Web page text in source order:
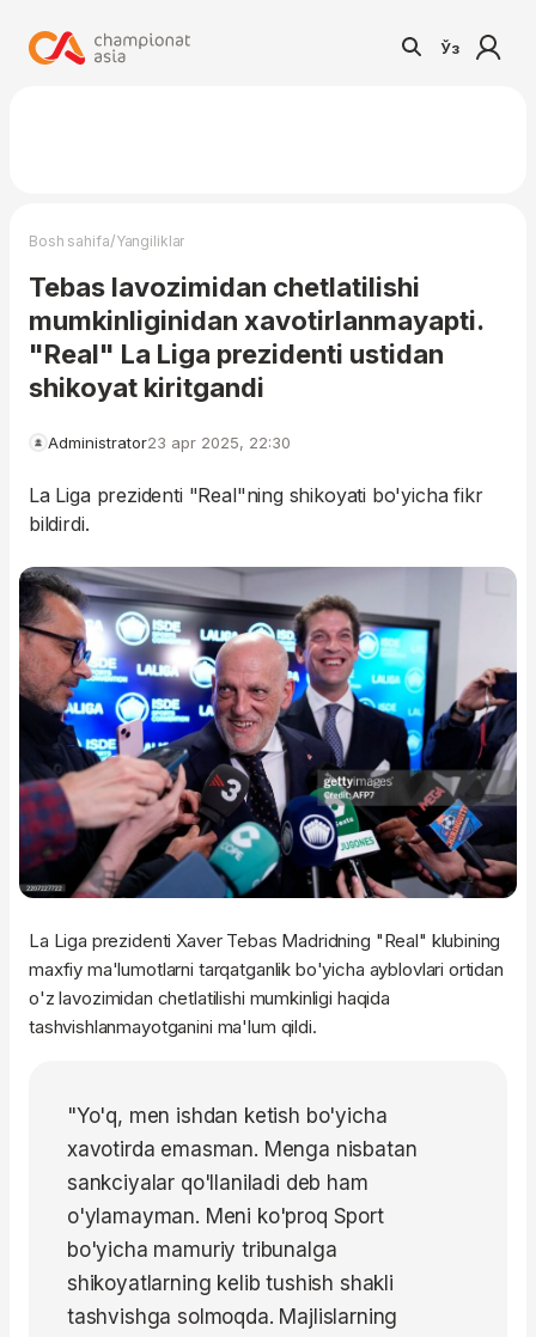
Ўз
Bosh sahifa/Yangiliklar
Tebas lavozimidan chetlatilishi
mumkinliginidan xavotirlanmayapti.
"Real" La Liga prezidenti ustidan
shikoyat kiritgandi
Administrator23 apr 2025, 22:30
La Liga prezidenti "Real"ning shikoyati bo'yicha fikr
bildirdi.
La Liga prezidenti Xaver Tebas Madridning "Real" klubining
maxfiy ma'lumotlarni tarqatganlik bo'yicha ayblovlari ortidan
o'z lavozimidan chetlatilishi mumkinligi haqida
tashvishlanmayotganini ma'lum qildi.
"Yo'q, men ishdan ketish bo'yicha
xavotirda emasman. Menga nisbatan
sankciyalar qo'llaniladi deb ham
o'ylamayman. Meni ko'proq Sport
bo'yicha mamuriy tribunalga
shikoyatlarning kelib tushish shakli
tashvishga solmoqda. Majlislarning